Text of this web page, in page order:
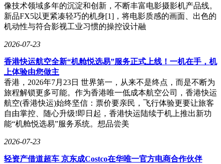
像技术领域多年的沉淀和创新，不断丰富电影摄影机产品线。
新品FX5以更紧凑轻巧的机身[1]，将电影质感的画面、出色的
机动性与符合影视工业习惯的操控设计融
2026-07-23
香港快运航空全新“机舱悦选易”服务正式上线！一机在手，机
上体验由您做主
香港，2026年7月23日 世界第一，从来不是终点，而是不断为
旅程解锁更多可能。作为香港唯一低成本航空公司，香港快运
航空(香港快运)始终坚信：票价要亲民，飞行体验更要让旅客
自由掌控、随心升级!即日起，香港快运陆续于机上推出新功
能“机舱悦选易”服务系统。想品尝美
2026-07-23
轻资产借道超车 京东成Costco在华唯一官方电商合作伙伴